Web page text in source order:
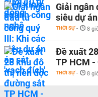
Giải ngân
siêu dự
THỜI SỰ - 8
Đề xuất
TP HCM -
THỜI SỰ - 8